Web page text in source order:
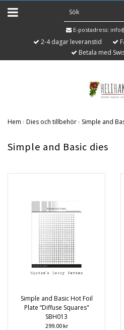
E-postadress:
2-4 dagar leveranstid
Betala med
Hem › Dies och tillbehör› Simple and
Simple and Basic dies
Simple and Basic Hot Foil
Plate “Diffuse Squares"
SBH013
299.00 kr